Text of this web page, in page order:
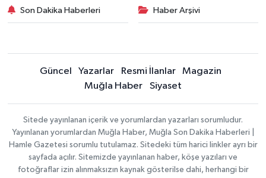
Son Dakika Haberleri Haber Arşivi
Güncel Yazarlar Resmi İlanlar
Magazin
Muğla Haber
Siyaset
Sitede yayınlanan içerik ve yorumlardan yazarları sorumludur.
Yayınlanan yorumlardan Muğla Haber, Muğla Son Dakika Haberleri |
Hamle Gazetesi sorumlu tutulamaz. Sitedeki tüm harici linkler ayrı bir
sayfada açılır. Sitemizde yayınlanan haber, köşe yazıları ve
fotoğraflar izin alınmaksızın kaynak gösterilse dahi, herhangi bir